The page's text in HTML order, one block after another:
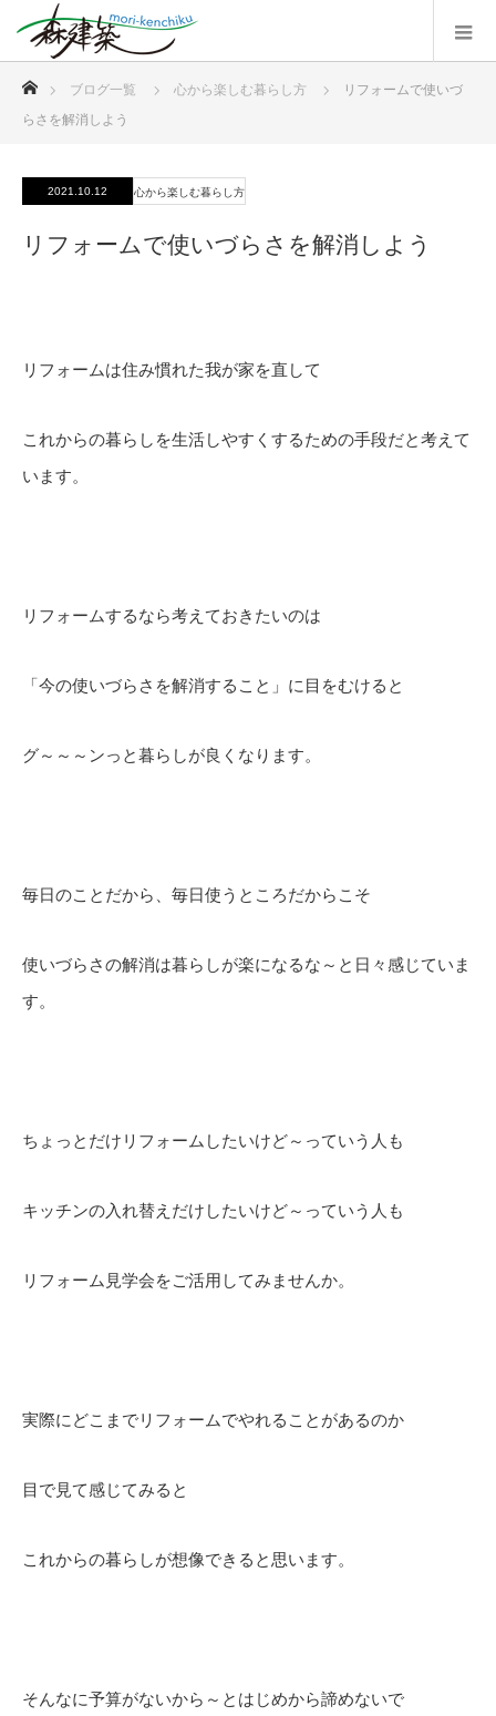
ブログ一覧 心から楽しむ暮らし方
リフォームで使いづ
らさを解消しよう
2021.10.12 心から楽しむ暮らし方
リフォームで使いづらさを解消しよう
リフォームは住み慣れた我が家を直して
これからの暮らしを生活しやすくするための手段だと考えて
います。
リフォームするなら考えておきたいのは
「今の使いづらさを解消すること」に目をむけると
グ～～～ンっと暮らしが良くなります。
毎日のことだから、毎日使うところだからこそ
使いづらさの解消は暮らしが楽になるな～と日々感じていま
す。
ちょっとだけリフォームしたいけど～っていう人も
キッチンの入れ替えだけしたいけど～っていう人も
リフォーム見学会をご活用してみませんか。
実際にどこまでリフォームでやれることがあるのか
目で見て感じてみると
これからの暮らしが想像できると思います。
そんなに予算がないから～とはじめから諦めないで